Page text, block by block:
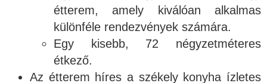
étterem, amely kiválóan alkalmas
különféle rendezvények számára.
Egy kisebb, 72 négyzetméteres
étkező.
Az étterem híres a székely konyha ízletes